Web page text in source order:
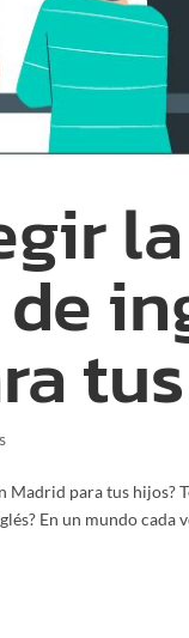
Madrid para tus hijos?
En un mundo cada